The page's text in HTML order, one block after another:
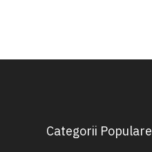
Categorii Populare